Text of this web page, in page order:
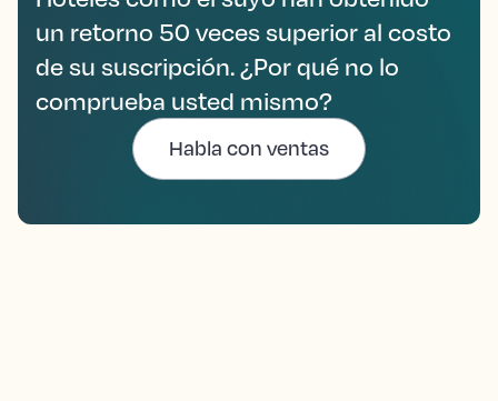
un retorno 50 veces superior al costo
de su suscripción. ¿Por qué no lo
comprueba usted mismo?
Habla con ventas